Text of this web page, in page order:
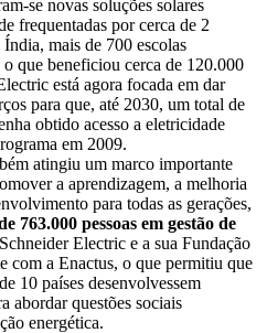
se novas soluções solares
frequentadas por cerca de 2
mais de 700 escolas
que beneficiou cerca de 120.000
está agora focada em dar
para que, até 2030, um total de
obtido acesso a eletricidade
em 2009.
atingiu um marco importante
a aprendizagem, a melhoria
para todas as gerações,
763.000 pessoas em gestão de
Electric e a sua Fundação
com a Enactus, o que permitiu que
10 países desenvolvessem
abordar questões sociais
energética.